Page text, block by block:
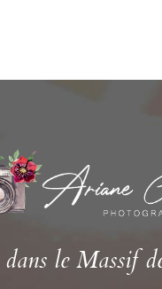
dans le Massif